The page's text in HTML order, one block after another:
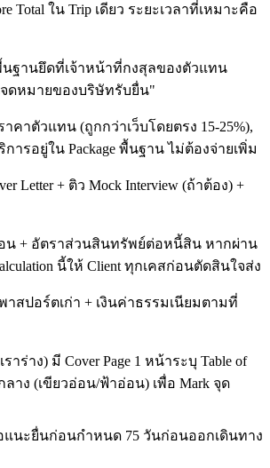
Total ใน Trip เดียว ระยะเวลาที่เหมาะคือ
พื้นฐานยึดที่เจ้าหน้าที่กงสุลของตัวแทน
จดหมายของบริษัทรับยื่น"
คาตัวแทน (ถูกกว่าเว็บโดยตรง 15-25%),
การอยู่ใน Package พื้นฐาน ไม่ต้องจ่ายเพิ่ม
+ ติว Mock Interview (ถ้าต้อง) +
อน + อัตราส่วนสินทรัพย์ต่อหนี้สิน หากผ่าน
นี้ให้ Client ทุกเคสก่อนตัดสินใจส่ง
สปอร์ตเก่า + เงินค่าธรรมเนียมตามที่
ร่าง) มี Cover Page 1 หน้าระบุ Table of
ลาง (เขียวอ่อน/ฟ้าอ่อน) เพื่อ Mark จุด
อแนะยื่นก่อนกำหนด 75 วันก่อนออกเดินทาง